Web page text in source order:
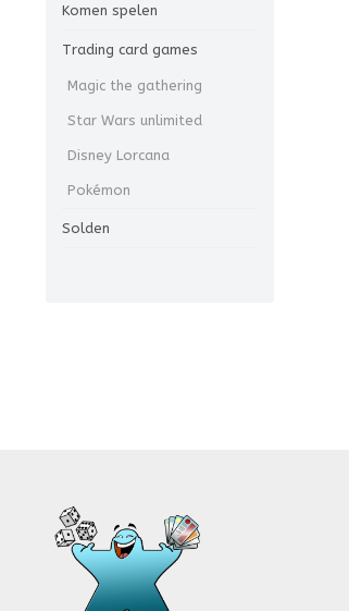
Komen spelen
Trading card games
Magic the gathering
Star Wars unlimited
Disney Lorcana
Pokémon
Solden